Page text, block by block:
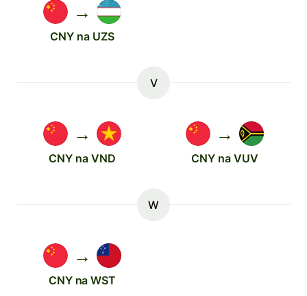
→
CNY na UZS
V
→
CNY na VND
→
CNY na VUV
W
→
CNY na WST